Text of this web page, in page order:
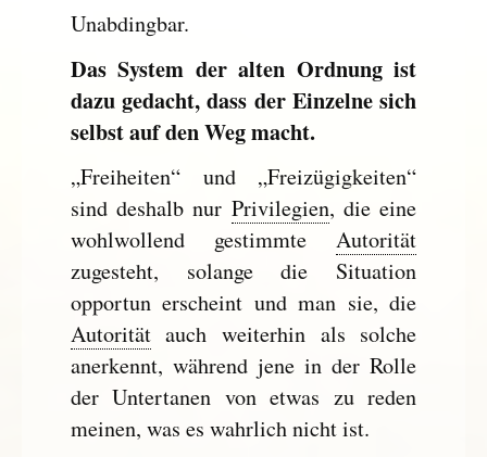
Unabdingbar.
Das System der alten Ordnung ist
dazu gedacht, dass der Einzelne sich
selbst auf den Weg macht.
„Freiheiten“ und „Freizügigkeiten“
sind deshalb nur Privilegien, die eine
wohlwollend gestimmteAutorität
zugesteht, solange die Situation
opportun erscheint und man sie, die
Autoritätauch weiterhin als solche
anerkennt, während jene in der Rolle
der Untertanen von etwas zu reden
meinen, was es wahrlich nicht ist.